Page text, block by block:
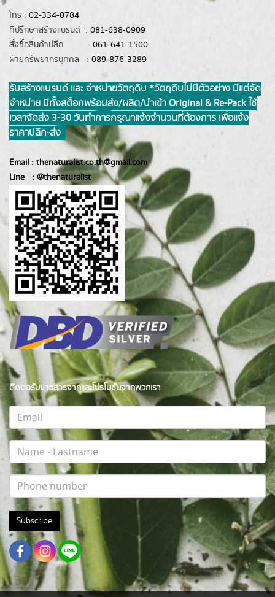
โทร : 02-334-0784
ที่ปรึกษาสร้างแบรนด์ : 081-638-0909
สั่งซื้อสินค้าปลีก : 061-641-1500
ฝ่ายทรัพยากรบุคคล : 089-876-3289
รับสร้างแบรนด์ และ จำหน่ายวัตถุดิบ *วัตถุดิบไม่มีตัวอย่าง มีแต่จัด
จำหน่าย มีทั้งสต็อกพร้อมส่ง/ผลิต/นำเข้า Original & Re-Pack ใช้
เวลาจัดส่ง 3-30 วันทำการ กรุณาแจ้งจำนวนที่ต้องการ เพื่อแจ้ง
ราคาปลีก-ส่ง
Email : thenaturalist.co.th@gmail.com
Line : @thenaturalist
ติดต่อรับข่าวสารจากและโปรโมชั่นจากพวกเรา
Subscribe